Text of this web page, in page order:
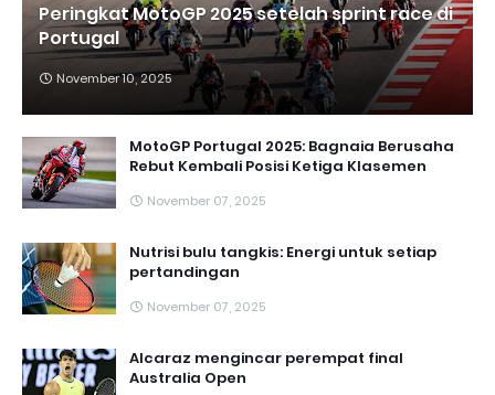
Peringkat MotoGP 2025 setelah sprint race di
Portugal
November 10, 2025
MotoGP Portugal 2025: Bagnaia Berusaha
Rebut Kembali Posisi Ketiga Klasemen
November 07, 2025
Nutrisi bulu tangkis: Energi untuk setiap
pertandingan
November 07, 2025
Alcaraz mengincar perempat final
Australia Open